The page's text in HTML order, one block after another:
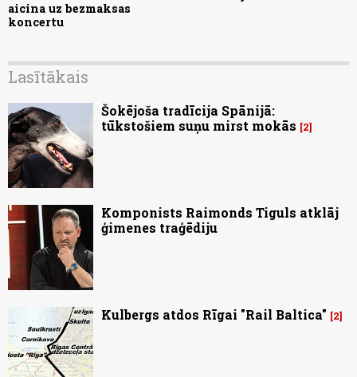
aicina uz bezmaksas
koncertu
Lasītākais
Šokējoša tradīcija Spānijā:
tūkstošiem suņu mirst mokās
2
Komponists Raimonds Tiguls atklāj
ģimenes traģēdiju
Kulbergs atdos Rīgai "Rail Baltica" 2